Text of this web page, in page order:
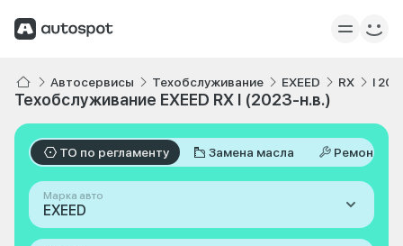
Автосервисы Техобслуживание EXEED RX I
Техобслуживание EXEED RX I (2023-н.в.)
ТО по регламенту Замена масла Ремонт
Марка авто
EXEED